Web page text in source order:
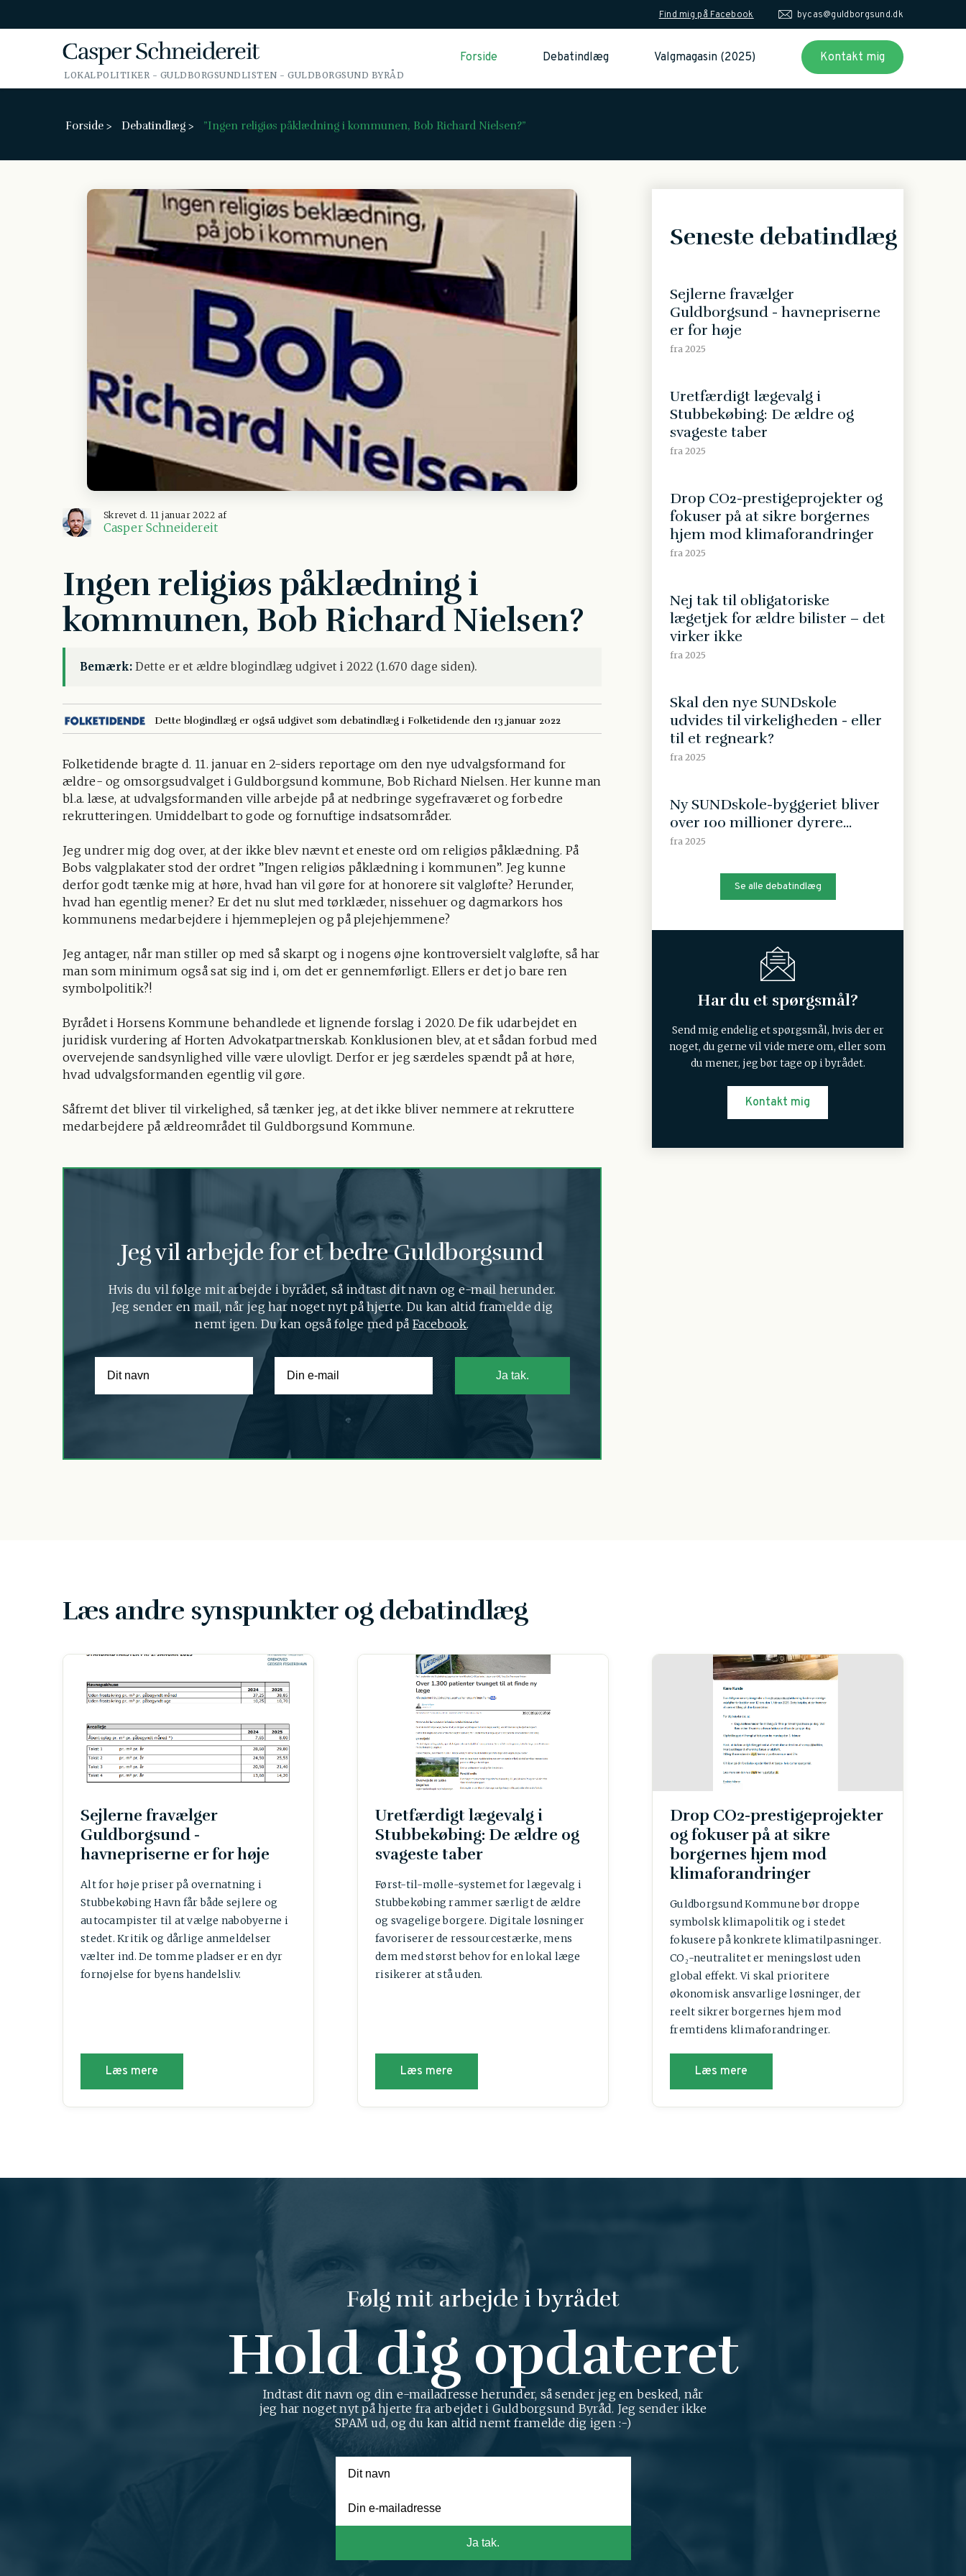
Find mig på Facebook bycas@guldborgsund.dk
LOKALPOLITIKER - GULDBORGSUNDLISTEN - GULDBORGSUND BYRÅD
Forside Debatindlæg Valgmagasin (2025) Kontakt mig
Forside > Debatindlæg > ”Ingen religiøs påklædning i kommunen, Bob Richard Nielsen?”
Skrevet d. 11 januar 2022 af
Casper Schneidereit
Ingen religiøs påklædning i
kommunen, Bob Richard Nielsen?
Bemærk: Dette er et ældre blogindlæg udgivet i 2022 (1.670 dage siden).
Dette blogindlæg er også udgivet som debatindlæg i Folketidende den 13 januar 2022
Folketidende bragte d. 11. januar en 2-siders reportage om den nye udvalgsformand for
ældre- og omsorgsudvalget i Guldborgsund kommune, Bob Richard Nielsen. Her kunne man
bl.a. læse, at udvalgsformanden ville arbejde på at nedbringe sygefraværet og forbedre
rekrutteringen. Umiddelbart to gode og fornuftige indsatsområder.
Jeg undrer mig dog over, at der ikke blev nævnt et eneste ord om religiøs påklædning. På
Bobs valgplakater stod der ordret ”Ingen religiøs påklædning i kommunen”. Jeg kunne
derfor godt tænke mig at høre, hvad han vil gøre for at honorere sit valgløfte? Herunder,
hvad han egentlig mener? Er det nu slut med tørklæder, nissehuer og dagmarkors hos
kommunens medarbejdere i hjemmeplejen og på plejehjemmene?
Jeg antager, når man stiller op med så skarpt og i nogens øjne kontroversielt valgløfte, så har
man som minimum også sat sig ind i, om det er gennemførligt. Ellers er det jo bare ren
symbolpolitik?!
Byrådet i Horsens Kommune behandlede et lignende forslag i 2020. De fik udarbejdet en
juridisk vurdering af Horten Advokatpartnerskab. Konklusionen blev, at et sådan forbud med
overvejende sandsynlighed ville være ulovligt. Derfor er jeg særdeles spændt på at høre,
hvad udvalgsformanden egentlig vil gøre.
Såfremt det bliver til virkelighed, så tænker jeg, at det ikke bliver nemmere at rekruttere
medarbejdere på ældreområdet til Guldborgsund Kommune.
Jeg vil arbejde for et bedre Guldborgsund
Hvis du vil følge mit arbejde i byrådet, så indtast dit navn og e-mail herunder.
Jeg sender en mail, når jeg har noget nyt på hjerte. Du kan altid framelde dig
nemt igen. Du kan også følge med påFacebook.
Ja tak.
Seneste debatindlæg
Sejlerne fravælger
Guldborgsund - havnepriserne
er for høje
fra 2025
Uretfærdigt lægevalg i
Stubbekøbing: De ældre og
svageste taber
fra 2025
Drop CO2-prestigeprojekter og
fokuser på at sikre borgernes
hjem mod klimaforandringer
fra 2025
Nej tak til obligatoriske
lægetjek for ældre bilister – det
virker ikke
fra 2025
Skal den nye SUNDskole
udvides til virkeligheden - eller
til et regneark?
fra 2025
Ny SUNDskole-byggeriet bliver
over 100 millioner dyrere...
fra 2025
Se alle debatindlæg
Har du et spørgsmål?
Send mig endelig et spørgsmål, hvis der er
noget, du gerne vil vide mere om, eller som
du mener, jeg bør tage op i byrådet.
Kontakt mig
Læs andre synspunkter og debatindlæg
Sejlerne fravælger
Guldborgsund -
havnepriserne er for høje
Alt for høje priser på overnatning i
Stubbekøbing Havn får både sejlere og
autocampister til at vælge nabobyerne i
stedet. Kritik og dårlige anmeldelser
vælter ind. De tomme pladser er en dyr
fornøjelse for byens handelsliv.
Læs mere
Uretfærdigt lægevalg i
Stubbekøbing: De ældre og
svageste taber
Først-til-mølle-systemet for lægevalg i
Stubbekøbing rammer særligt de ældre
og svagelige borgere. Digitale løsninger
favoriserer de ressourcestærke, mens
dem med størst behov for en lokal læge
risikerer at stå uden.
Læs mere
Drop CO2-prestigeprojekter
og fokuser på at sikre
borgernes hjem mod
klimaforandringer
Guldborgsund Kommune bør droppe
symbolsk klimapolitik og i stedet
fokusere på konkrete klimatilpasninger.
CO₂-neutralitet er meningsløst uden
global effekt. Vi skal prioritere
økonomisk ansvarlige løsninger, der
reelt sikrer borgernes hjem mod
fremtidens klimaforandringer.
Læs mere
Følg mit arbejde i byrådet
Hold dig opdateret
Indtast dit navn og din e-mailadresse herunder, så sender jeg en besked, når
jeg har noget nyt på hjerte fra arbejdet i Guldborgsund Byråd. Jeg sender ikke
SPAM ud, og du kan altid nemt framelde dig igen :-)
Ja tak.